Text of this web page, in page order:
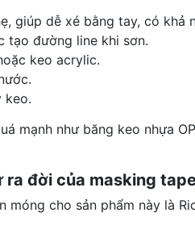
giúp dễ xé bằng tay, có khả
tạo đường line khi sơn.
keo acrylic.
keo.
mạnh như băng keo nhựa
ra đời của masking
móng cho sản phẩm này là